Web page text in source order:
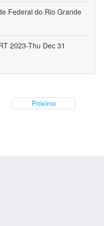
Federal do Rio Grande
2023-Thu Dec 31
Próximo